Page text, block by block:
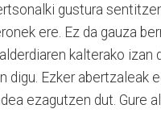
gustura
ere. Ez da gauza
kalterako izan
digu. Ezker abertzaleak
ezagutzen dut. Gure